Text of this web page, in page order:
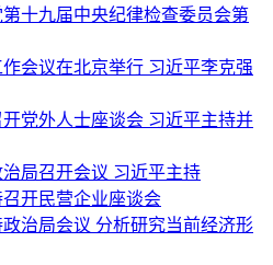
十九届中央纪律检查委员会第
会议在北京举行 习近平李克强
党外人士座谈会 习近平主持并
局召开会议 习近平主持
开民营企业座谈会
治局会议 分析研究当前经济形